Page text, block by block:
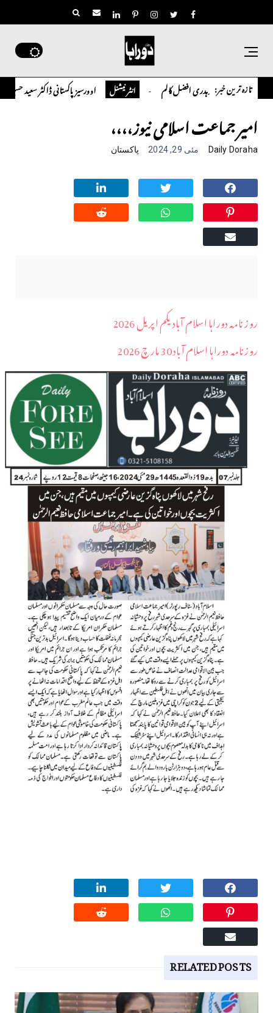
تازہ ترین خبر:کالم چوہدری افضل کالم انٹر نیشنل اوورسیز پاکستانی ڈاکٹر سعید حسین شاہ
امیر جماعت اسلامی نیوز،،،،
Daily Doraha مئی 29, 2024 پاکستان
روز نامہ دوراہا اسلام آباد یکم اپریل 2026
روزنامہ دوراہا اسلام آباد 30 مارچ 2026
RELATED POSTS